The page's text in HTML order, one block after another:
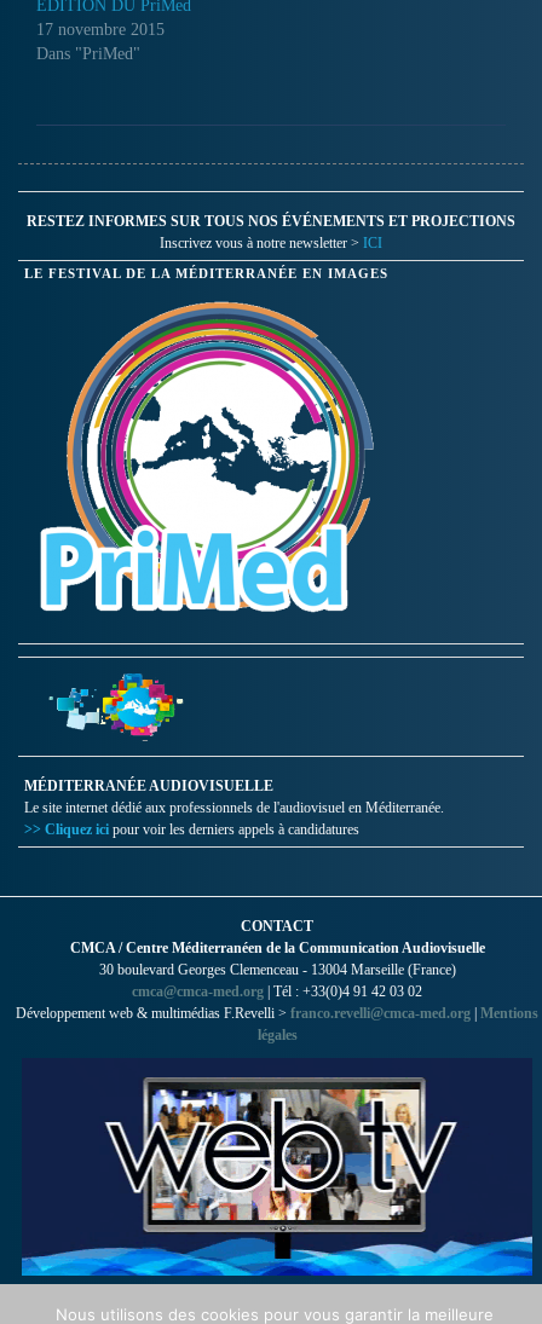
ÉDITION DU PriMed
17 novembre 2015
Dans "PriMed"
RESTEZ INFORMES SUR TOUS NOS ÉVÉNEMENTS ET PROJECTIONS
Inscrivez vous à notre newsletter > ICI
LE FESTIVAL DE LA MÉDITERRANÉE EN IMAGES
MÉDITERRANÉE AUDIOVISUELLE
Le site internet dédié aux professionnels de l'audiovisuel en Méditerranée.
>> Cliquez ici pour voir les derniers appels à candidatures
CONTACT
CMCA / Centre Méditerranéen de la Communication Audiovisuelle
30 boulevard Georges Clemenceau - 13004 Marseille (France)
cmca@cmca-med.org | Tél : +33(0)4 91 42 03 02
Développement web & multimédias F.Revelli > franco.revelli@cmca-med.org | Mentions
légales
Nous utilisons des cookies pour vous garantir la meilleure